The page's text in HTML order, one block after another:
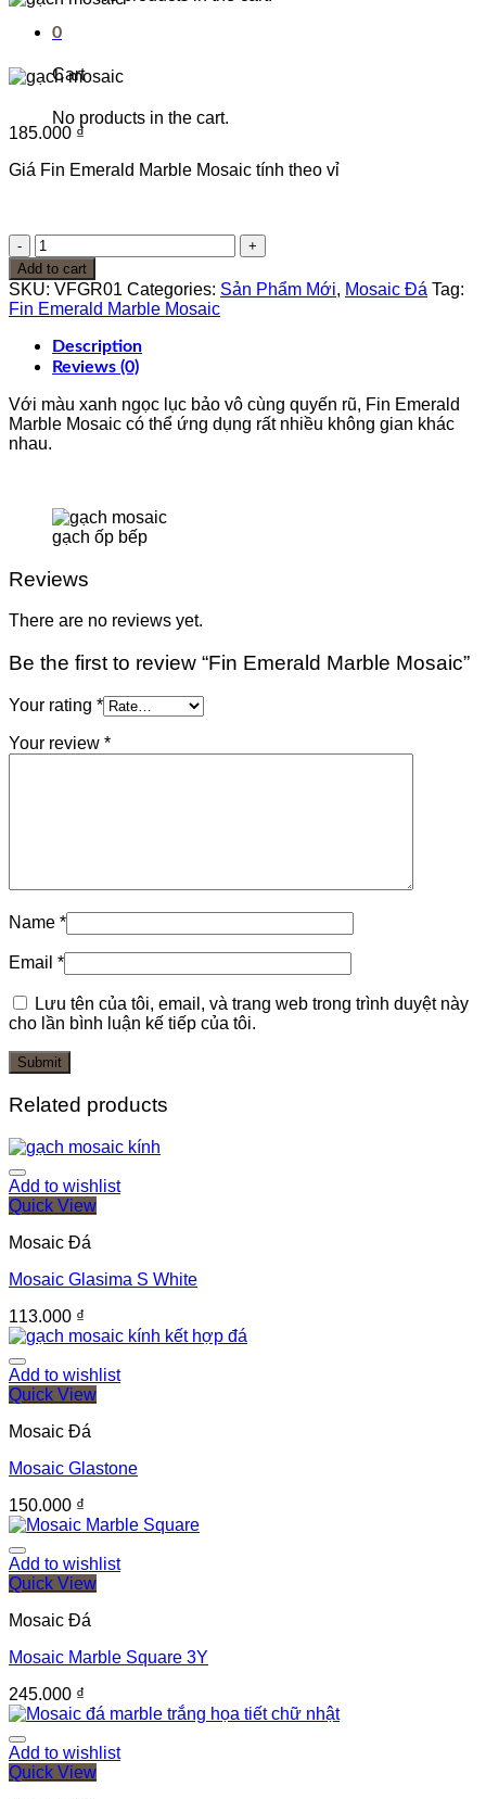
0
Cart
No products in the cart.
185.000 ₫
Giá Fin Emerald Marble Mosaic tính theo vỉ
Fin
Emerald
Marble
Mosaic
quantity
Add to cart
SKU: VFGR01 Categories: Sản Phẩm Mới, Mosaic Đá Tag:
Fin Emerald Marble Mosaic
Description
Reviews (0)
Với màu xanh ngọc lục bảo vô cùng quyến rũ, Fin Emerald
Marble Mosaic có thể ứng dụng rất nhiều không gian khác
nhau.
gạch ốp bếp
Reviews
There are no reviews yet.
Be the first to review “Fin Emerald Marble Mosaic”
Your rating *
Your review *
Name *
Email *
Lưu tên của tôi, email, và trang web trong trình duyệt này
cho lần bình luận kế tiếp của tôi.
Related products
Add to wishlist
Quick View
Mosaic Đá
Mosaic Glasima S White
113.000 ₫
Add to wishlist
Quick View
Mosaic Đá
Mosaic Glastone
150.000 ₫
Add to wishlist
Quick View
Mosaic Đá
Mosaic Marble Square 3Y
245.000 ₫
Add to wishlist
Quick View